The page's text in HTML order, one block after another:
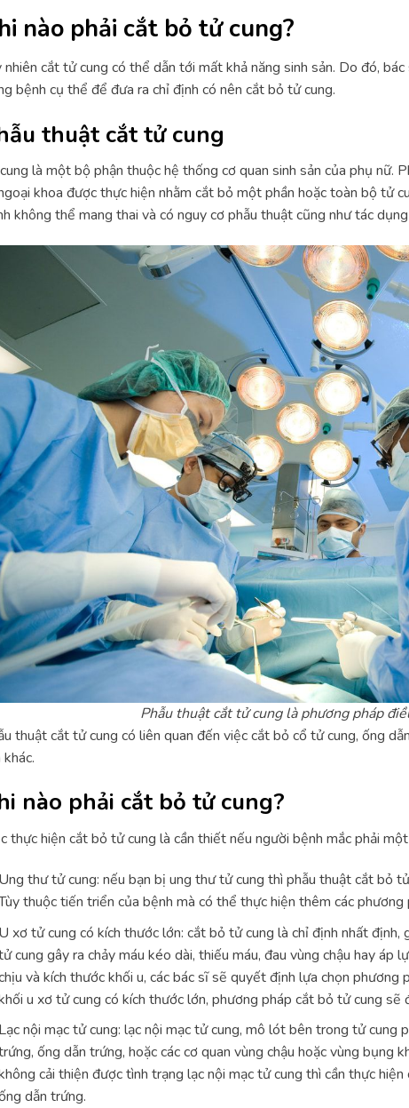
nào phải cắt bỏ tử cung?
nhiên cắt tử cung có thể dẫn tới mất khả năng sinh sản. Do đó,
bệnh cụ thể để đưa ra chỉ định có nên cắt bỏ tử cung.
thuật cắt tử cung
là một bộ phận thuộc hệ thống cơ quan sinh sản của phụ nữ.
khoa được thực hiện nhằm cắt bỏ một phần hoặc toàn bộ tử
không thể mang thai và có nguy cơ phẫu thuật cũng như tác
Phẫu thuật cắt tử cung là phương pháp
thuật cắt tử cung có liên quan đến việc cắt bỏ cổ tử cung, ống
khác.
nào phải cắt bỏ tử cung?
thực hiện cắt bỏ tử cung là cần thiết nếu người bệnh mắc phải
Ung thư tử cung: nếu bạn bị ung thư tử cung thì phẫu thuật cắt bỏ
thuộc tiến triển của bệnh mà có thể thực hiện thêm các
U xơ tử cung có kích thước lớn: cắt bỏ tử cung là chỉ định nhất định,
cung gây ra chảy máu kéo dài, thiếu máu, đau vùng chậu hay áp
và kích thước khối u, các bác sĩ sẽ quyết định lựa chọn phương
u xơ tử cung có kích thước lớn, phương pháp cắt bỏ tử cung sẽ
Lạc nội mạc tử cung: lạc nội mạc tử cung, mô lót bên trong tử cung
ống dẫn trứng, hoặc các cơ quan vùng chậu hoặc vùng bụng
cải thiện được tình trạng lạc nội mạc tử cung thì cần thực
dẫn trứng.